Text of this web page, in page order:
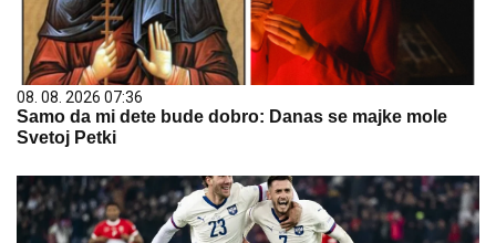
08. 08. 2026 07:36
Samo da mi dete bude dobro: Danas se majke mole
Svetoj Petki